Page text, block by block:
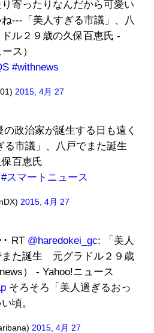
寄ったりなんだから可愛い
---「美人すぎる市議」、八
ル２９歳の久保百恵氏 -
ス）
#withnews
2015, 4月 27
政治家が誕生する日も遠く
る市議」、八戸でまた誕生
百恵氏
#スマートニュース
2015, 4月 27
･ RT @haredokei_gc: 「美人
また誕生 元グラドル２９歳
） - Yahoo!ニュース
そろそろ「美人過ぎるおっ
頃。
2015, 4月 27